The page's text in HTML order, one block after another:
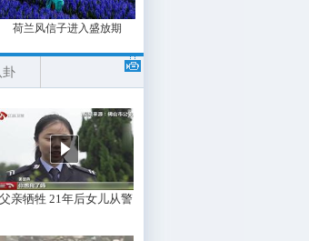
荷兰风信子进入盛放期
卦
父亲牺牲 21年后女儿从警